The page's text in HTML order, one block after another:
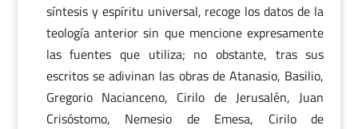
síntesis y espíritu universal, recoge los datos de la
teología anterior sin que mencione expresamente
las fuentes que utiliza; no obstante, tras sus
escritos se adivinan las obras de Atanasio, Basilio,
Gregorio Nacianceno, Cirilo de Jerusalén, Juan
Crisóstomo, Nemesio de Emesa, Cirilo de